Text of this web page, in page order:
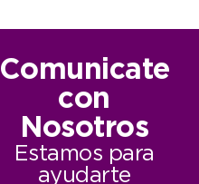
Comunicate
con
Nosotros
Estamos para
ayudarte